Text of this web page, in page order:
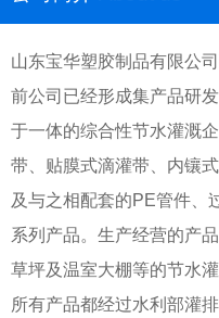
山东宝华塑胶制品有限公
前公司已经形成集产品研
于一体的综合性节水灌溉
带、贴膜式滴灌带、内镶
及与之相配套的PE管件、
系列产品。生产经营的产
草坪及温室大棚等的节水
所有产品都经过水利部灌